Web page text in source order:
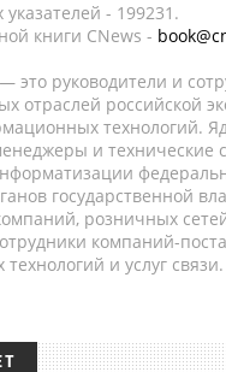
- 199231.
книги CNews -
это руководители и
отраслей российской
технологий.
и технические
государственной
розничных
компаний-
и услуг связи.